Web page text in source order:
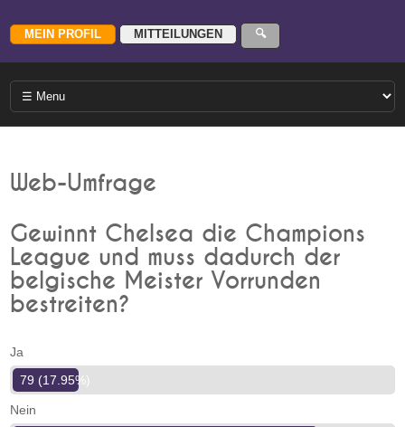
Web-Umfrage
Gewinnt Chelsea die Champions
League und muss dadurch der
belgische Meister Vorrunden
bestreiten?
Ja
79 (17.95%)
Nein